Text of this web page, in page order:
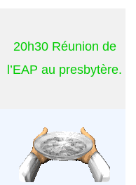
20h30 Réunion de
l’EAP au presbytère.